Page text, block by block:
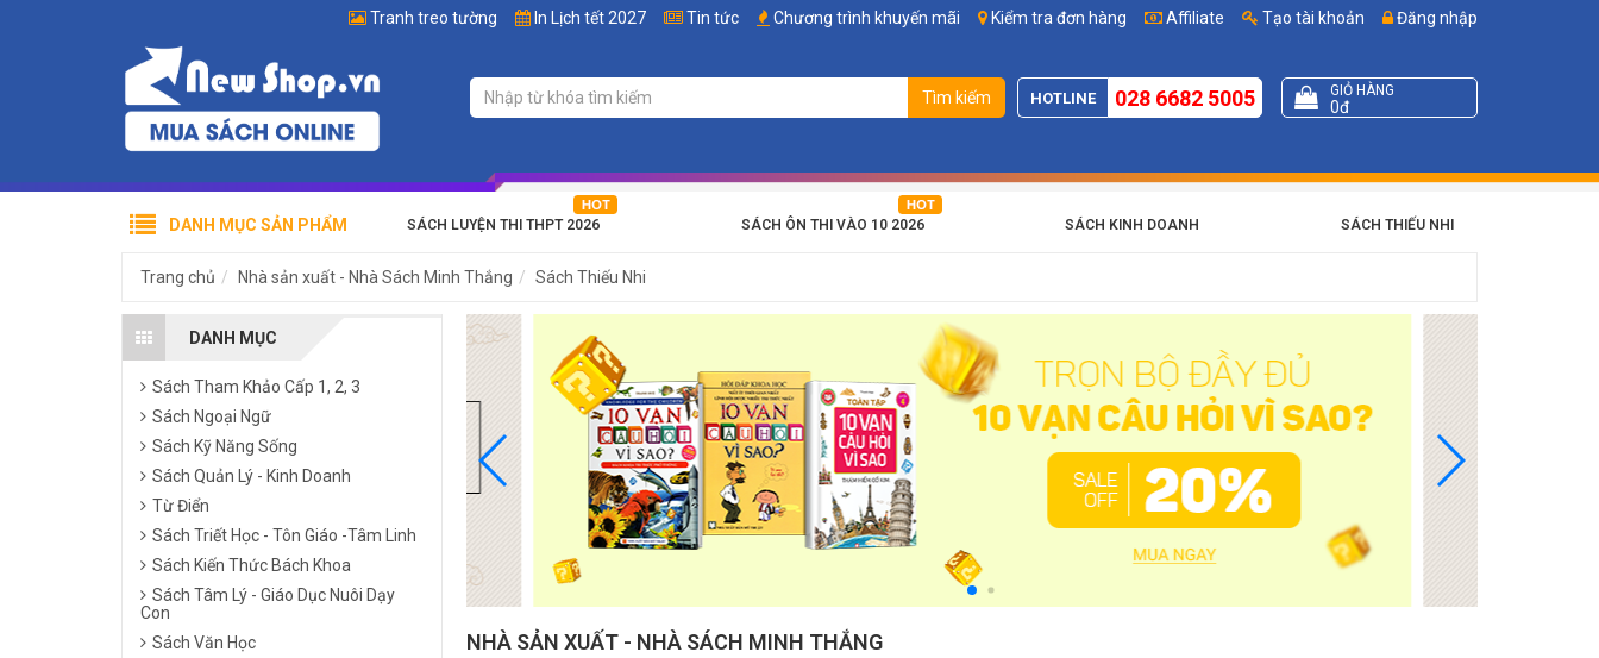
Affiliate Tạo tài khoản Đăng nhập
Tranh treo tường In Lịch tết 2027 Tin tức Chương trình khuyến mãi Kiểm tra đơn hàng
Tìm kiếm HOTLINE 028 6682 5005 GIỎ HÀNG
0đ
SÁCH LUYỆN THI THPT 2026 SÁCH ÔN THI VÀO 10 2026 SÁCH KINH DOANH SÁCH THIẾU NHI
DANH MỤC SẢN PHẨM
Trang chủ Nhà sản xuất - Nhà Sách Minh Thắng Sách Thiếu Nhi
DANH MỤC
Sách Tham Khảo Cấp 1, 2, 3
Sách Ngoại Ngữ
Sách Kỹ Năng Sống
Sách Quản Lý - Kinh Doanh
Từ Điển
Sách Triết Học - Tôn Giáo -Tâm Linh
Sách Kiến Thức Bách Khoa
Sách Tâm Lý - Giáo Dục Nuôi Dạy
Con
Sách Văn Học
NHÀ SẢN XUẤT - NHÀ SÁCH MINH THẮNG